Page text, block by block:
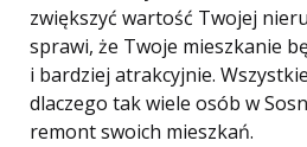
zwiększyć wartość Twojej
sprawi, że Twoje mieszkanie
i bardziej atrakcyjnie.
dlaczego tak wiele osób w
remont swoich mieszkań.